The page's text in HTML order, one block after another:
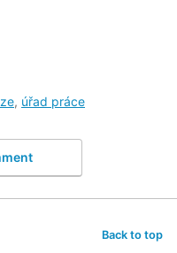
, úřad práce
Back to top